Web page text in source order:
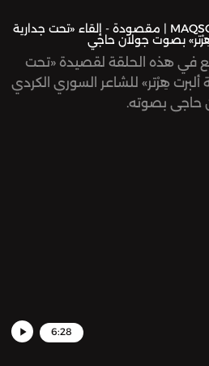
MAQSOUDA | مقصودة - إلقاء «تحت جدارية
بصوت جولان حاجي
في هذه الحلقة لقصيدة «تحت
ألبرت هِرْتر» للشاعر السوري الكردي
حاجي بصوته.
6:28